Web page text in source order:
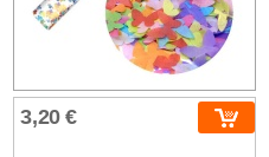
3,20 €